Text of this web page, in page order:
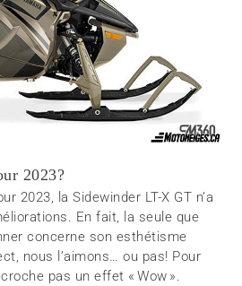
2023?
2023, la Sidewinder LT-X GT n’a
En fait, la seule que
concerne son esthétisme
nous l’aimons… ou pas! Pour
pas un effet « Wow ».